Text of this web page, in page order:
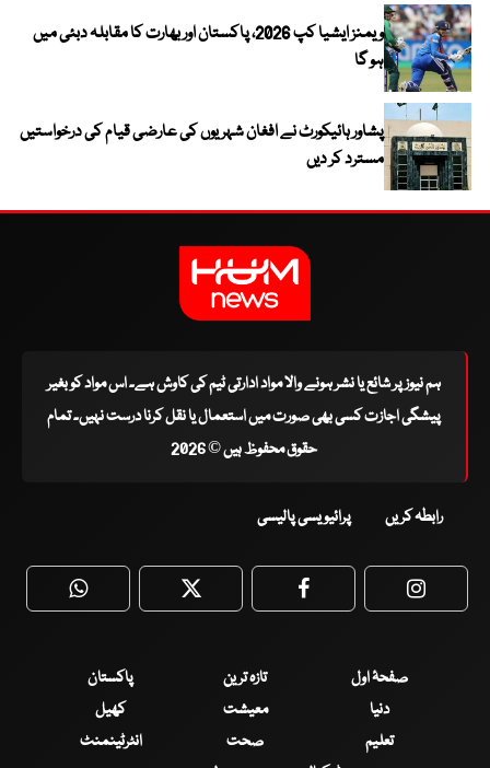
ویمنز ایشیا کپ 2026، پاکستان اور بھارت کا مقابلہ دبئی میں
ہو گا
پشاور ہائیکورٹ نے افغان شہریوں کی عارضی قیام کی درخواستیں
مسترد کر دیں
ہم نیوز پر شائع یا نشر ہونے والا مواد ادارتی ٹیم کی کاوش ہے۔ اس مواد کو بغیر
پیشگی اجازت کسی بھی صورت میں استعمال یا نقل کرنا درست نہیں۔ تمام
حقوق محفوظ ہیں © 2026
رابطہ کریں پرائیویسی پالیسی
WhatsApp Twitter Facebook
صفحۂ اول تازہ ترین
پاکستان
دنیا
معیشت
کھیل
تعلیم
صحت
انٹرٹینمنٹ